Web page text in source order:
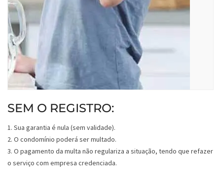
SEM O REGISTRO:
1. Sua garantia é nula (sem validade).
2. O condomínio poderá ser multado.
3. O pagamento da multa não regulariza a situação, tendo que refazer
o serviço com empresa credenciada.